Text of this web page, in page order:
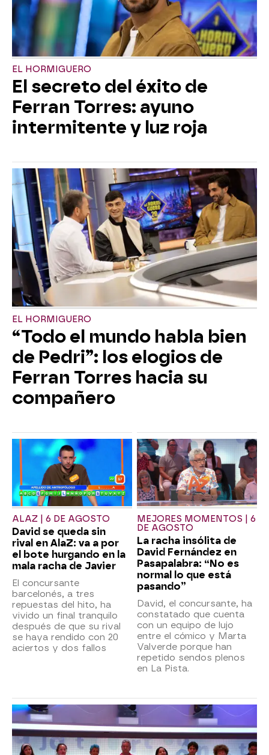
EL HORMIGUERO
El secreto del éxito de
Ferran Torres: ayuno
intermitente y luz roja
EL HORMIGUERO
“Todo el mundo habla bien
de Pedri”: los elogios de
Ferran Torres hacia su
compañero
ALAZ | 6 DE AGOSTO
David se queda sin
rival en AlaZ: va a por
el bote hurgando en la
mala racha de Javier
El concursante
barcelonés, a tres
repuestas del hito, ha
vivido un final tranquilo
después de que su rival
se haya rendido con 20
aciertos y dos fallos
MEJORES MOMENTOS | 6
DE AGOSTO
La racha insólita de
David Fernández en
Pasapalabra: “No es
normal lo que está
pasando”
David, el concursante, ha
constatado que cuenta
con un equipo de lujo
entre el cómico y Marta
Valverde porque han
repetido sendos plenos
en La Pista.